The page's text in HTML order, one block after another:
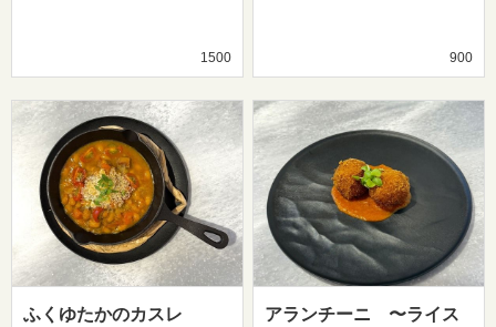
1500 900
ふくゆたかのカスレ
アランチーニ 〜ライス